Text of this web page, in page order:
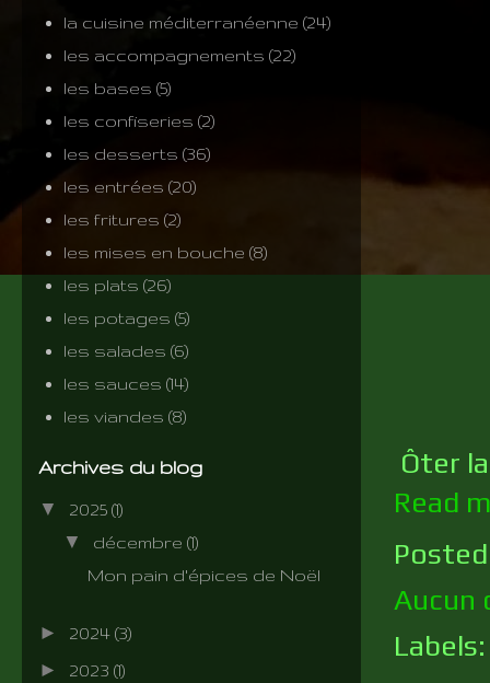
Ôter
Read
Aucun
la cuisine méditerranéenne (24)
les accompagnements (22)
les bases (5)
les confiseries (2)
les desserts (36)
les entrées (20)
les fritures (2)
les mises en bouche (8)
les plats (26)
les potages (5)
les salades (6)
les sauces (14)
les viandes (8)
Archives du blog
▼ 2025 (1)
▼ décembre (1)
Mon pain d'épices de Noël
► 2024 (3)
► 2023 (1)